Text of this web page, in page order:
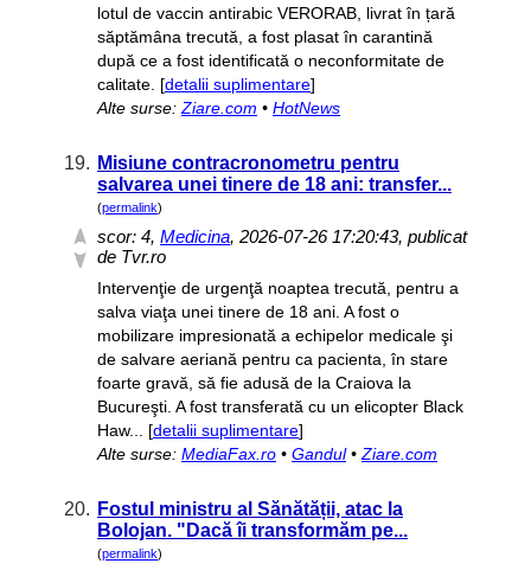
lotul de vaccin antirabic VERORAB, livrat în țară
săptămâna trecută, a fost plasat în carantină
după ce a fost identificată o neconformitate de
calitate. [detalii suplimentare]
Alte surse: Ziare.com • HotNews
19. Misiune contracronometru pentru
salvarea unei tinere de 18 ani: transfer...
(permalink)
scor: 4, Medicina, 2026-07-26 17:20:43, publicat
de Tvr.ro
Intervenţie de urgenţă noaptea trecută, pentru a
salva viaţa unei tinere de 18 ani. A fost o
mobilizare impresionată a echipelor medicale şi
de salvare aeriană pentru ca pacienta, în stare
foarte gravă, să fie adusă de la Craiova la
Bucureşti. A fost transferată cu un elicopter Black
Haw... [detalii suplimentare]
Alte surse: MediaFax.ro • Gandul• Ziare.com
20. Fostul ministru al Sănătății, atac la
Bolojan. "Dacă îi transformăm pe...
(permalink)